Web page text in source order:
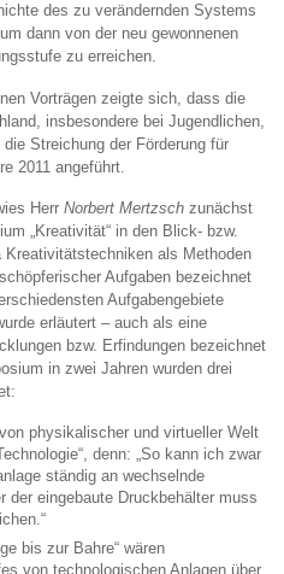
des zu verändernden Systems
dann von der neu gewonnenen
zu erreichen.
Vorträgen zeigte sich, dass die
insbesondere bei Jugendlichen,
Streichung der Förderung für
2011 angeführt.
HerrNorbert Mertzsch zunächst
„Kreativität“ in den Blick- bzw.
Kreativitätstechniken als Methoden
Aufgaben bezeichnet
Aufgabengebiete
erläutert – auch als eine
bzw. Erfindungen bezeichnet
in zwei Jahren wurden drei
physikalischer und virtueller Welt
denn: „So kann ich zwar
ständig an wechselnde
der eingebaute Druckbehälter muss
bis zur Bahre“ wären
von technologischen Anlagen über